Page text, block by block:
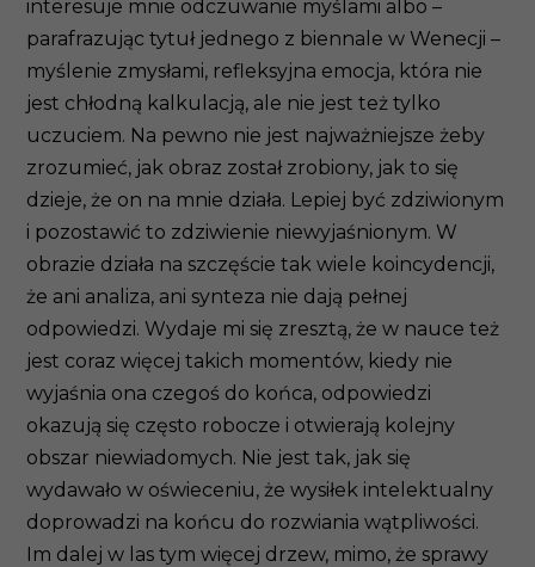
interesuje mnie odczuwanie myślami albo –
parafrazując tytuł jednego z biennale w Wenecji –
myślenie zmysłami, refleksyjna emocja, która nie
jest chłodną kalkulacją, ale nie jest też tylko
uczuciem. Na pewno nie jest najważniejsze żeby
zrozumieć, jak obraz został zrobiony, jak to się
dzieje, że on na mnie działa. Lepiej być zdziwionym
i pozostawić to zdziwienie niewyjaśnionym. W
obrazie działa na szczęście tak wiele koincydencji,
że ani analiza, ani synteza nie dają pełnej
odpowiedzi. Wydaje mi się zresztą, że w nauce też
jest coraz więcej takich momentów, kiedy nie
wyjaśnia ona czegoś do końca, odpowiedzi
okazują się często robocze i otwierają kolejny
obszar niewiadomych. Nie jest tak, jak się
wydawało w oświeceniu, że wysiłek intelektualny
doprowadzi na końcu do rozwiania wątpliwości.
Im dalej w las tym więcej drzew, mimo, że sprawy